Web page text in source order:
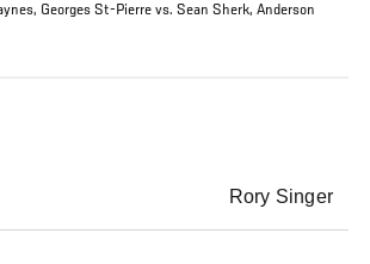
Georges St-Pierre vs. Sean Sherk, Anderson
Rory Singer